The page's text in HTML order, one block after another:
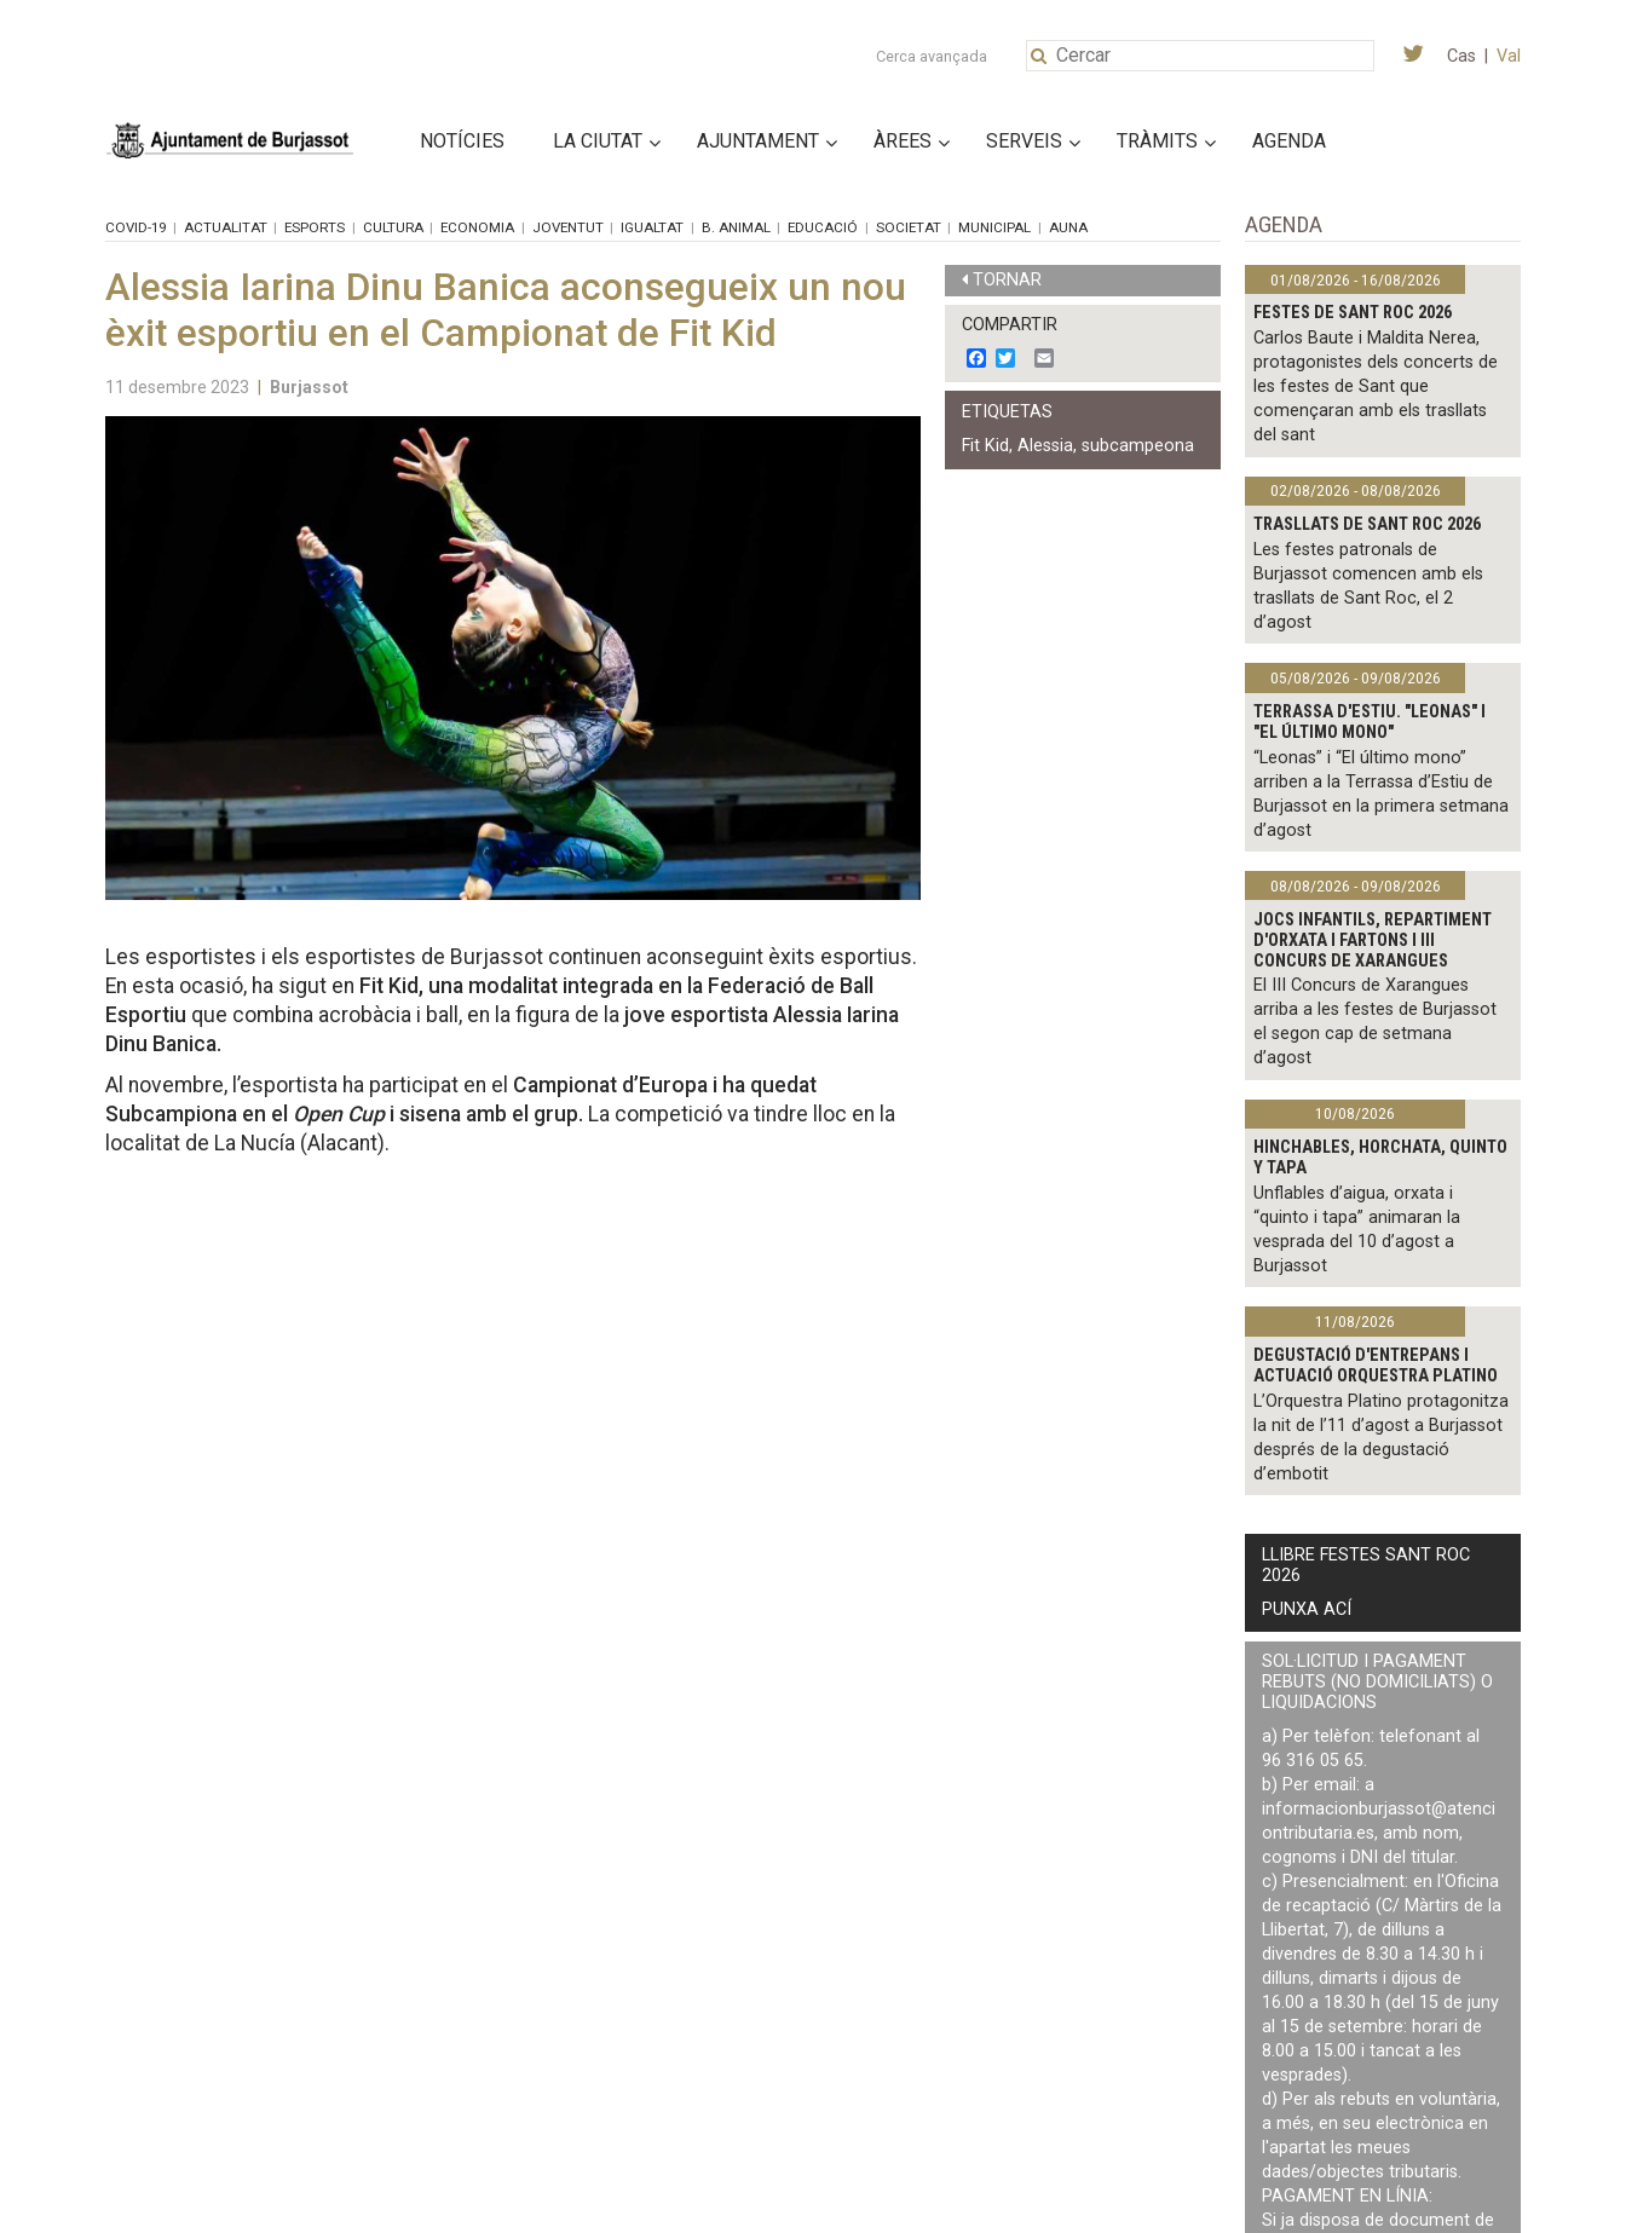
Cerca avançada Cas Val
NOTÍCIES LA CIUTAT AJUNTAMENT ÀREES SERVEIS TRÀMITS AGENDA
COVID-19 ACTUALITAT ESPORTS CULTURA ECONOMIA JOVENTUT IGUALTAT B. ANIMAL EDUCACIÓ SOCIETAT MUNICIPAL AUNA
Alessia Iarina Dinu Banica aconsegueix un nou
èxit esportiu en el Campionat de Fit Kid
11 desembre 2023 Burjassot
Les esportistes i els esportistes de Burjassot continuen aconseguint èxits esportius.
En esta ocasió, ha sigut en Fit Kid, una modalitat integrada en la Federació de Ball
Esportiu que combina acrobàcia i ball, en la figura de la jove esportista Alessia Iarina
Dinu Banica.
Al novembre, l’esportista ha participat en el Campionat d’Europa i ha quedat
Subcampiona en el Open Cupi sisena amb el grup. La competició va tindre lloc en la
localitat de La Nucía (Alacant).
TORNAR
COMPARTIR
F
a
c
e
b
o
o
w
i
t
t
e
r
m
a
ETIQUETAS
Fit Kid,Alessia,subcampeona
AGENDA
01/08/2026 - 16/08/2026
FESTES DE SANT ROC 2026
Carlos Baute i Maldita Nerea,
protagonistes dels concerts de
les festes de Sant que
començaran amb els trasllats
del sant
02/08/2026 - 08/08/2026
TRASLLATS DE SANT ROC 2026
Les festes patronals de
Burjassot comencen amb els
trasllats de Sant Roc, el 2
d’agost
05/08/2026 - 09/08/2026
TERRASSA D'ESTIU. "LEONAS" I
"EL ÚLTIMO MONO"
“Leonas” i “El último mono”
arriben a la Terrassa d’Estiu de
Burjassot en la primera setmana
d’agost
08/08/2026 - 09/08/2026
JOCS INFANTILS, REPARTIMENT
D'ORXATA I FARTONS I III
CONCURS DE XARANGUES
El III Concurs de Xarangues
arriba a les festes de Burjassot
el segon cap de setmana
d’agost
10/08/2026
HINCHABLES, HORCHATA, QUINTO
Y TAPA
Unflables d’aigua, orxata i
“quinto i tapa” animaran la
vesprada del 10 d’agost a
Burjassot
11/08/2026
DEGUSTACIÓ D'ENTREPANS I
ACTUACIÓ ORQUESTRA PLATINO
L’Orquestra Platino protagonitza
la nit de l’11 d’agost a Burjassot
després de la degustació
d’embotit
LLIBRE FESTES SANT ROC
2026
PUNXA ACÍ
SOL·LICITUD I PAGAMENT
REBUTS (NO DOMICILIATS) O
LIQUIDACIONS
a) Per telèfon: telefonant al
96 316 05 65.
b) Per email: a
informacionburjassot@atenci
ontributaria.es, amb nom,
cognoms i DNI del titular.
c) Presencialment: en l'Oficina
de recaptació (C/ Màrtirs de la
Llibertat, 7), de dilluns a
divendres de 8.30 a 14.30 h i
dilluns, dimarts i dijous de
16.00 a 18.30 h (del 15 de juny
al 15 de setembre: horari de
8.00 a 15.00 i tancat a les
vesprades).
d) Per als rebuts en voluntària,
a més, en seu electrònica en
l'apartat les meues
dades/objectes tributaris.
PAGAMENT EN LÍNIA:
Si ja disposa de document de